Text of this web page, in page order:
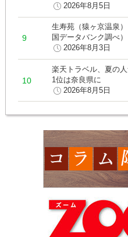
2026年8月5日
生寿苑（猿ヶ京温泉
国データバンク調べ）
2026年8月3日
楽天トラベル、夏の
1位は奈良県に
2026年8月5日